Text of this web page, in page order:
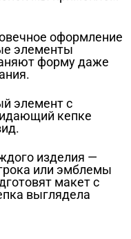
оформление
элементы
форму даже
элемент с
кепке
изделия —
или эмблемы
макет с
выглядела